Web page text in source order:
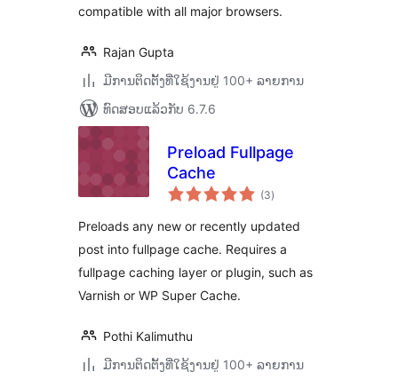
compatible with all major browsers.
Rajan Gupta
ມີການຕິດຕັ້ງທີ່ໃຊ້ງານຢູ່ 100+ ລາຍການ
ທົດສອບແລ້ວກັບ 6.7.6
Preload Fullpage
Cache
(3ຄະແນນ
ທັງໝົດ
)
Preloads any new or recently updated
post into fullpage cache. Requires a
fullpage caching layer or plugin, such as
Varnish or WP Super Cache.
Pothi Kalimuthu
ມີການຕິດຕັ້ງທີ່ໃຊ້ງານຢູ່ 100+ ລາຍການ